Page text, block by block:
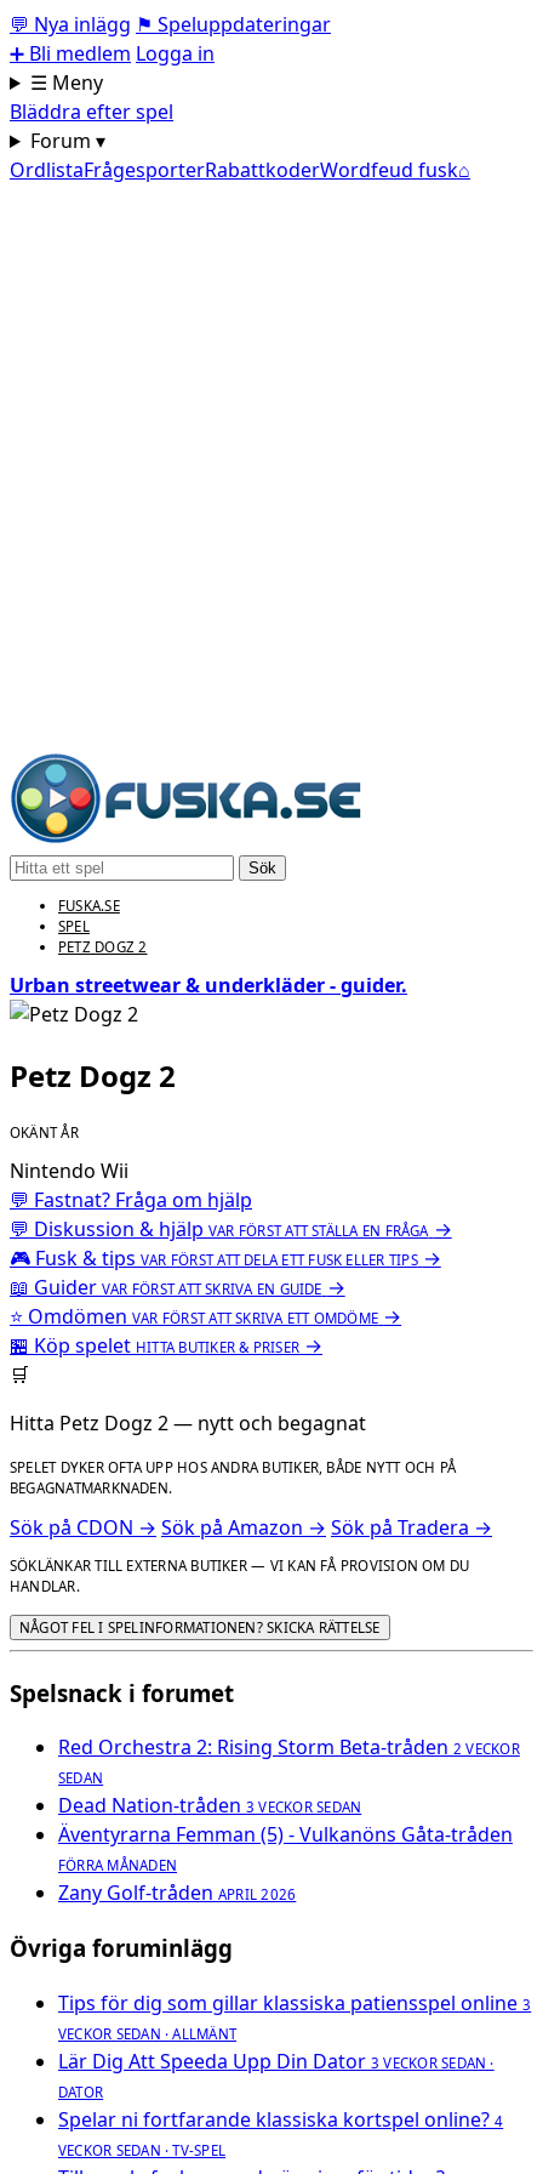
💬 Nya inlägg ⚑ Speluppdateringar
➕ Bli medlem Logga in
☰ Meny
Bläddra efter spel
Forum ▾
OrdlistaFrågesporterRabattkoderWordfeud fusk⌂
Sök
FUSKA.SE
SPEL
PETZ DOGZ 2
Urban streetwear & underkläder - guider.
Petz Dogz 2
OKÄNT ÅR
Nintendo Wii
💬 Fastnat? Fråga om hjälp
💬 Diskussion & hjälp VAR FÖRST ATT STÄLLA EN FRÅGA →
🎮 Fusk & tips VAR FÖRST ATT DELA ETT FUSK ELLER TIPS →
📖 Guider VAR FÖRST ATT SKRIVA EN GUIDE →
⭐ Omdömen VAR FÖRST ATT SKRIVA ETT OMDÖME →
🏪 Köp spelet HITTA BUTIKER & PRISER →
🛒
Hitta Petz Dogz 2 — nytt och begagnat
SPELET DYKER OFTA UPP HOS ANDRA BUTIKER, BÅDE NYTT OCH PÅ
BEGAGNATMARKNADEN.
Sök på CDON → Sök på Amazon → Sök på Tradera →
SÖKLÄNKAR TILL EXTERNA BUTIKER — VI KAN FÅ PROVISION OM DU
HANDLAR.
NÅGOT FEL I SPELINFORMATIONEN? SKICKA RÄTTELSE
Spelsnack i forumet
Red Orchestra 2: Rising Storm Beta-tråden 2 VECKOR
SEDAN
Dead Nation-tråden 3 VECKOR SEDAN
Äventyrarna Femman (5) - Vulkanöns Gåta-tråden
FÖRRA MÅNADEN
Zany Golf-tråden APRIL 2026
Övriga foruminlägg
Tips för dig som gillar klassiska patiensspel online 3
VECKOR SEDAN · ALLMÄNT
Lär Dig Att Speeda Upp Din Dator 3 VECKOR SEDAN ·
DATOR
Spelar ni fortfarande klassiska kortspel online? 4
VECKOR SEDAN · TV-SPEL